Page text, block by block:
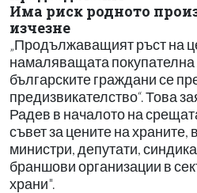
Има риск родното
изчезне
„Продължаващият ръст на
намаляващата покупателна
българските граждани се
предизвикателство“. Това
Радев в началото на
съвет за цените на храните,
министри, депутати,
браншови организации в
храни".